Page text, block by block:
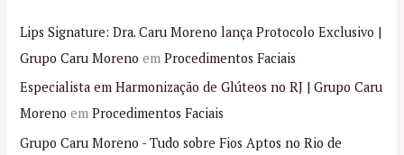
Lips Signature: Dra. Caru Moreno lança Protocolo Exclusivo |
Grupo Caru Moreno emProcedimentos Faciais
Especialista em Harmonização de Glúteos no RJ | Grupo Caru
Moreno emProcedimentos Faciais
Grupo Caru Moreno - Tudo sobre Fios Aptos no Rio de